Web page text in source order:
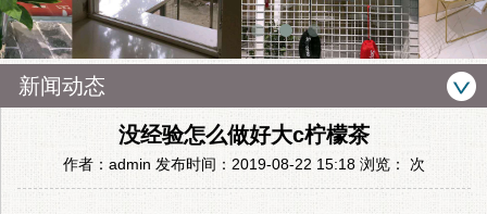
新闻动态
没经验怎么做好大c柠檬茶
作者：admin 发布时间：2019-08-22 15:18 浏览： 次